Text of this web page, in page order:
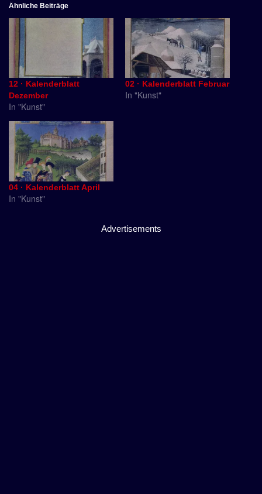
Ähnliche Beiträge
12 · Kalenderblatt
Dezember
In "Kunst"
02 · Kalenderblatt Februar
In "Kunst"
04 · Kalenderblatt April
In "Kunst"
Advertisements